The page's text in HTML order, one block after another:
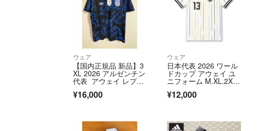
ウェア
【国内正規品 新品】3
XL 2026 アルゼンチン
代表 アウェイ レプリ
袖 ワールドカップ ア
¥16,000
ウェア
日本代表 2026 ワール
ドカップ アウェイ ユ
ニフォーム M.XL.2X
¥12,000